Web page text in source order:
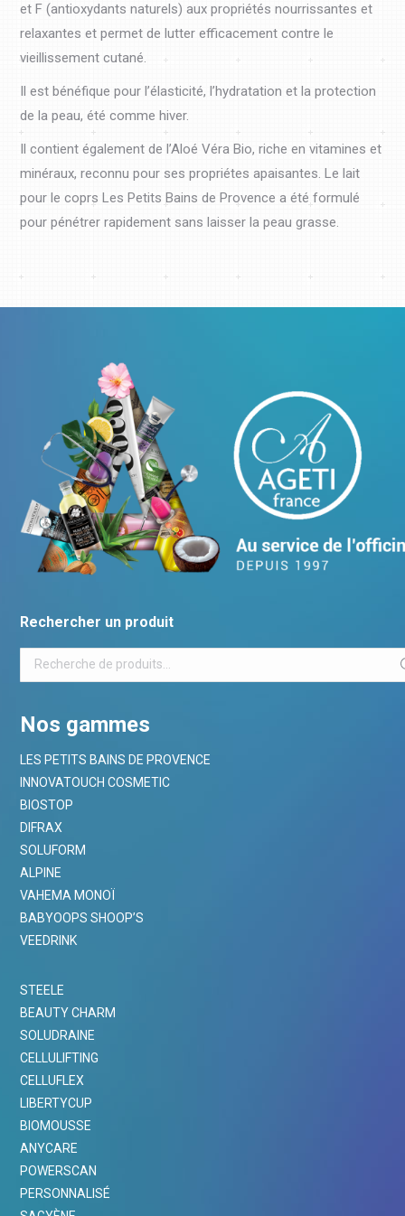
et F (antioxydants naturels) aux propriétés nourrissantes et
relaxantes et permet de lutter efficacement contre le
vieillissement cutané.
Il est bénéfique pour l’élasticité, l’hydratation et la protection
de la peau, été comme hiver.
Il contient également de l’Aloé Véra Bio, riche en vitamines et
minéraux, reconnu pour ses propriétes apaisantes. Le lait
pour le coprs Les Petits Bains de Provence a été formulé
pour pénétrer rapidement sans laisser la peau grasse.
Rechercher un produit
Nos gammes
LES PETITS BAINS DE PROVENCE
INNOVATOUCH COSMETIC
BIOSTOP
DIFRAX
SOLUFORM
ALPINE
VAHEMA MONOÏ
BABYOOPS SHOOP’S
VEEDRINK
STEELE
BEAUTY CHARM
SOLUDRAINE
CELLULIFTING
CELLUFLEX
LIBERTYCUP
BIOMOUSSE
ANYCARE
POWERSCAN
PERSONNALISÉ